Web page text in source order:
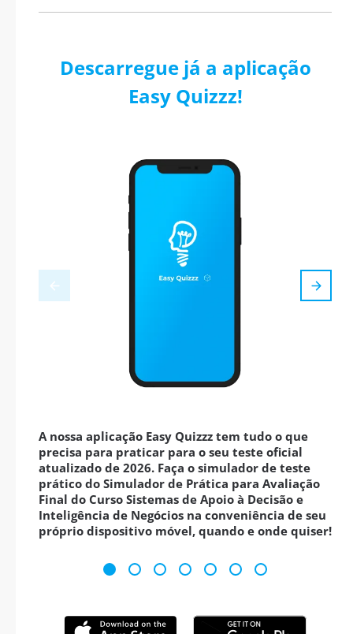
Descarregue já a aplicação
Easy Quizzz!
A nossa aplicação Easy Quizzz tem tudo o que
precisa para praticar para o seu teste oficial
atualizado de 2026. Faça o simulador de teste
prático do Simulador de Prática para Avaliação
Final do Curso Sistemas de Apoio à Decisão e
Inteligência de Negócios na conveniência de seu
próprio dispositivo móvel, quando e onde quiser!